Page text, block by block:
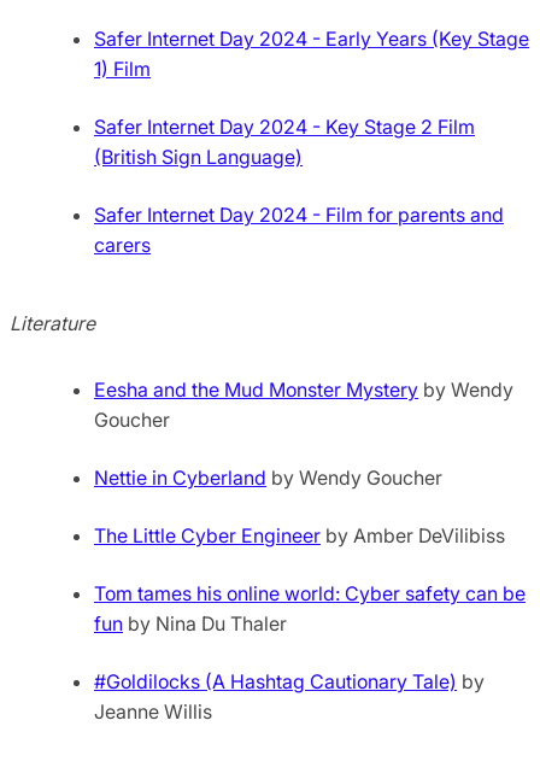
Safer Internet Day 2024 - Early Years (Key Stage
1) Film
Safer Internet Day 2024 - Key Stage 2 Film
(British Sign Language)
Safer Internet Day 2024 - Film for parents and
carers
Literature
Eesha and the Mud Monster Mystery by Wendy
Goucher
Nettie in Cyberland by Wendy Goucher
The Little Cyber Engineer by Amber DeVilibiss
Tom tames his online world: Cyber safety can be
fun by Nina Du Thaler
#Goldilocks (A Hashtag Cautionary Tale) by
Jeanne Willis